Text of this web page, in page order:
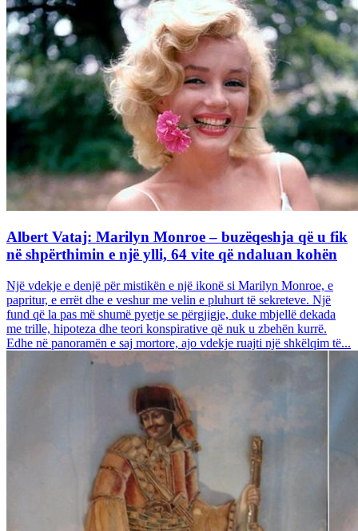
Albert Vataj: Marilyn Monroe – buzëqeshja që u fik
në shpërthimin e një ylli, 64 vite që ndaluan kohën
Një vdekje e denjë për mistikën e një ikonë si Marilyn Monroe, e
papritur, e errët dhe e veshur me velin e pluhurt të sekreteve. Një
fund që la pas më shumë pyetje se përgjigje, duke mbjellë dekada
me trille, hipoteza dhe teori konspirative që nuk u zbehën kurrë.
Edhe në panoramën e saj mortore, ajo vdekje ruajti një shkëlqim të...